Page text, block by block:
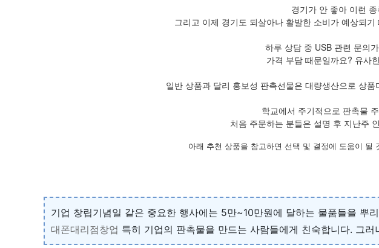
경기가 안 좋아 이런
그리고 이제 경기도 되살아나 활발한 소비가 예상되
하루 상담 중 USB 관련 문의
가격 부담 때문일까요? 유사
일반 상품과 달리 홍보성 판촉선물은 대량생산으로 상
학교에서 주기적으로 판촉물
처음 주문하는 분들은 설명 후 지난주
아래 추천 상품을 참고하면 선택 및 결정에 도움이 될
기업 창립기념일 같은 중요한 행사에는 5만~10만원에 달하는 물품들을 뿌
대폰대리점창업 특히 기업의 판촉물을 만드는 사람들에게 친숙합니다. 그